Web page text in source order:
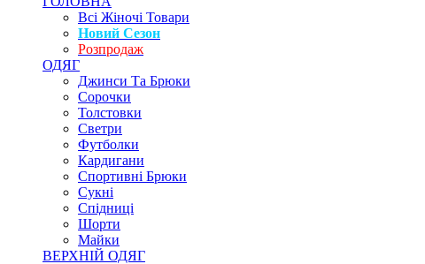
Всі Жіночі Товари
Новий Сезон
Розпродаж
ОДЯГ
Джинси Та Брюки
Сорочки
Толстовки
Светри
Футболки
Кардигани
Спортивні Брюки
Сукні
Спідниці
Шорти
Майки
ВЕРХНІЙ ОДЯГ